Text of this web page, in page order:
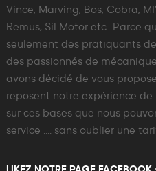
Vince, Marving, Bos, Cobra,
Remus, Sil Motor etc...Parce
seulement des pratiquants
des passionnés de
avons décidé de vous
reposent notre expérience de
sur ces bases que nous
service .... sans oublier une